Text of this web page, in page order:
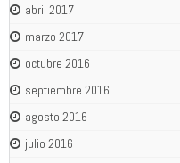
abril 2017
marzo 2017
octubre 2016
septiembre 2016
agosto 2016
julio 2016